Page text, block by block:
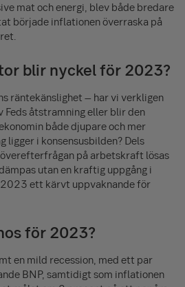
mat och energi, blev både bredare
började inflationen överraska på
blir nyckel för 2023?
räntekänslighet – har vi verkligen
åtstramning eller blir den
både djupare och mer
ligger i konsensusbilden? Dels
på arbetskraft lösas
utan en kraftig uppgång i
ett kärvt uppvaknande för
för 2023?
en mild recession, med ett par
BNP, samtidigt som inflationen